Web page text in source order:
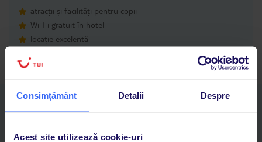
Consimțământ Detalii Despre
Acest site utilizează cookie-uri
atracții și facilități pentru copii
Wi-Fi gratuit în hotel
locație excelentă
Descarcă acum aplicația TUI
Adaugi la favorite vacanțele care îți plac și revii oricând la ele